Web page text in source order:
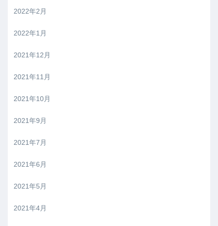
2022年2月
2022年1月
2021年12月
2021年11月
2021年10月
2021年9月
2021年7月
2021年6月
2021年5月
2021年4月